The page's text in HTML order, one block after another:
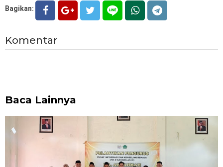
Bagikan:
Komentar
Baca Lainnya